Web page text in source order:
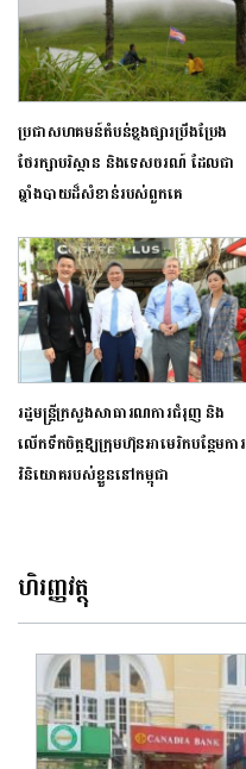
ប្រជាសហគមន៍តំបន់ខ្នងផ្សារប្រឹងប្រែង
ថែរក្សាបរិស្ថាន និងទេសចរណ៍ ដែលជា
ឆ្នាំងបាយដ៏សំខាន់របស់ពួកគេ
រដ្ឋមន្ត្រីក្រសួងសាធារណការជំរុញ និង
លើកទឹកចិត្តឱ្យក្រុមហ៊ុនអាមេរិកបន្ថែមការ
វិនិយោគរបស់ខ្លួននៅកម្ពុជា
ហិរញ្ញវត្ថុ